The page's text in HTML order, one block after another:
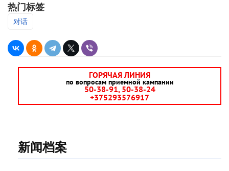
热门标签
对话
ГОРЯЧАЯ ЛИНИЯ
по вопросам приемной кампании
50-38-91, 50-38-24
+375293576917
新闻档案